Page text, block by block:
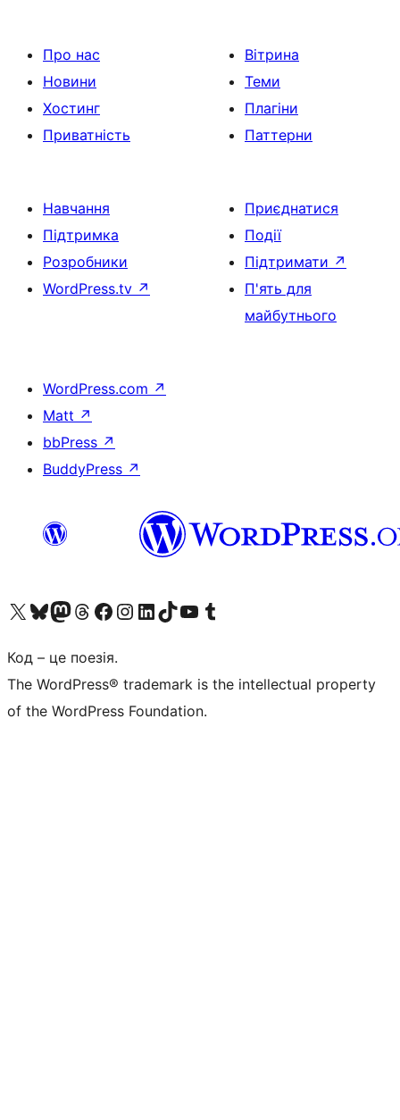
Про нас
Новини
Хостинг
Приватність
Вітрина
Теми
Плагіни
Паттерни
Навчання
Підтримка
Розробники
WordPress.tv ↗
Приєднатися
Події
Підтримати ↗
П'ять для
майбутнього
WordPress.com ↗
Matt ↗
bbPress ↗
BuddyPress ↗
Visit our X (formerly Twitter) account
Visit our Bluesky account
Завітайте до нашої стрічки в Mastodon
Visit our Threads account
Завітайте на нашу сторінку в Facebook
Visit our Instagram account
Visit our LinkedIn account
Visit our TikTok account
Visit our YouTube channel
Visit our Tumblr account
Код – це поезія.
The WordPress® trademark is the intellectual property
of the WordPress Foundation.